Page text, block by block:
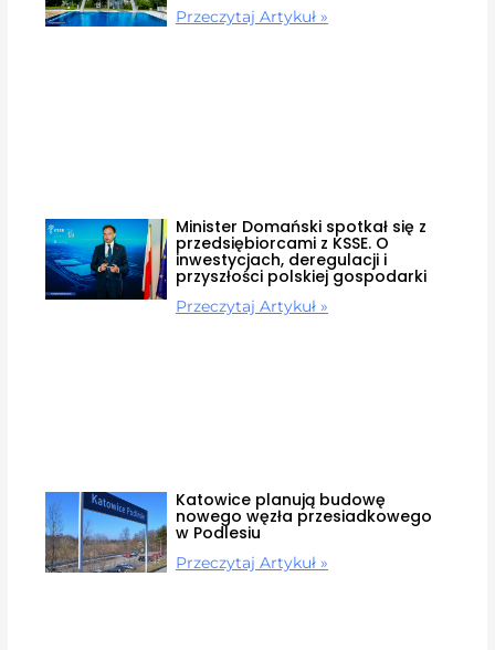
Przeczytaj Artykuł »
Minister Domański spotkał się z
przedsiębiorcami z KSSE. O
inwestycjach, deregulacji i
przyszłości polskiej gospodarki
Przeczytaj Artykuł »
Katowice planują budowę
nowego węzła przesiadkowego
w Podlesiu
Przeczytaj Artykuł »